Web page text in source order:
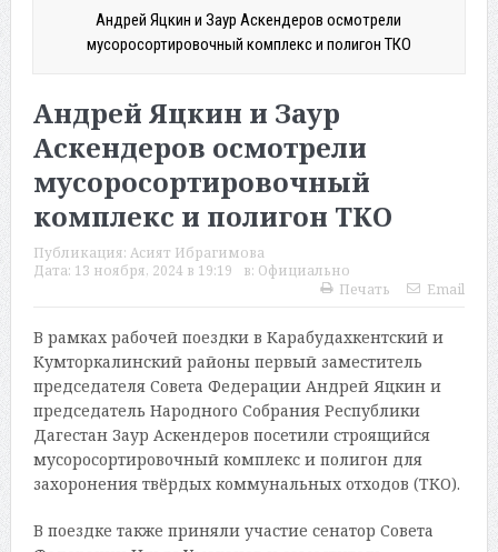
Андрей Яцкин и Заур Аскендеров осмотрели
мусоросортировочный комплекс и полигон ТКО
Андрей Яцкин и Заур
Аскендеров осмотрели
мусоросортировочный
комплекс и полигон ТКО
Публикация: Асият Ибрагимова
Дата: 13 ноября, 2024 в 19:19 в: Официально
Печать
Email
В рамках рабочей поездки в Карабудахкентский и
Кумторкалинский районы первый заместитель
председателя Совета Федерации Андрей Яцкин и
председатель Народного Собрания Республики
Дагестан Заур Аскендеров посетили строящийся
мусоросортировочный комплекс и полигон для
захоронения твёрдых коммунальных отходов (ТКО).
В поездке также приняли участие сенатор Совета